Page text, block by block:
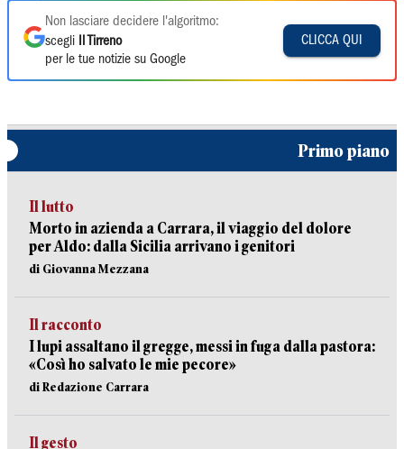
Non lasciare decidere l'algoritmo:
scegli
Il Tirreno
per le tue notizie su Google
CLICCA QUI
Primo piano
Il lutto
Morto in azienda a Carrara, il viaggio del dolore
per Aldo: dalla Sicilia arrivano i genitori
di Giovanna Mezzana
Il racconto
I lupi assaltano il gregge, messi in fuga dalla pastora:
«Così ho salvato le mie pecore»
di Redazione Carrara
Il gesto